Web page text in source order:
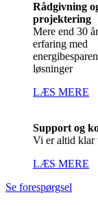
Rådgivning
projektering
Mere end 30
erfaring med
løsninger
LÆS MERE
Support og
Vi er altid klar
LÆS MERE
Se forespørgsel